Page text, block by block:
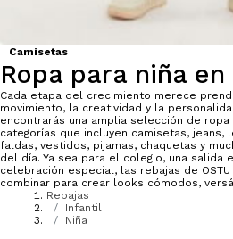
Camisetas
Ropa para niña
Cada etapa del crecimiento merece
movimiento, la creatividad y la
encontrarás una amplia selección de ropa
categorías que incluyen camisetas, jeans,
faldas, vestidos, pijamas, chaquetas y
del día. Ya sea para el colegio, una salida
celebración especial, las rebajas de
combinar para crear looks cómodos,
Rebajas
Infantil
Niña